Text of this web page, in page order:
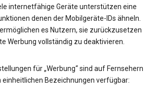
internetfähige Geräte unterstützen eine
denen der Mobilgeräte-IDs ähneln.
es Nutzern, sie zurückzusetzen
Werbung vollständig zu deaktivieren.
für „Werbung“ sind auf Fernsehern
Bezeichnungen verfügbar: